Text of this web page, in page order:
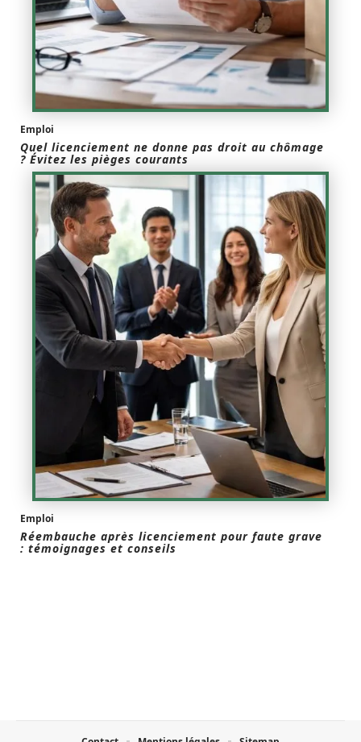
Emploi
Quel licenciement ne donne pas droit au chômage
? Évitez les pièges courants
Emploi
Réembauche après licenciement pour faute grave
: témoignages et conseils